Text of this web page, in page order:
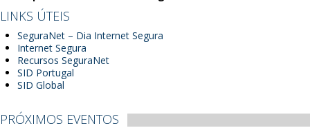
LINKS ÚTEIS
SeguraNet – Dia Internet Segura
Internet Segura
Recursos SeguraNet
SID Portugal
SID Global
PRÓXIMOS EVENTOS